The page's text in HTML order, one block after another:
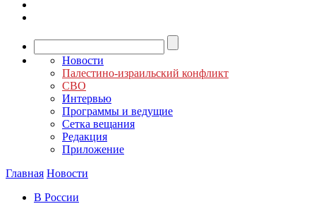
Новости
Палестино-израильский конфликт
СВО
Интервью
Программы и ведущие
Сетка вещания
Редакция
Приложение
Главная Новости
В России